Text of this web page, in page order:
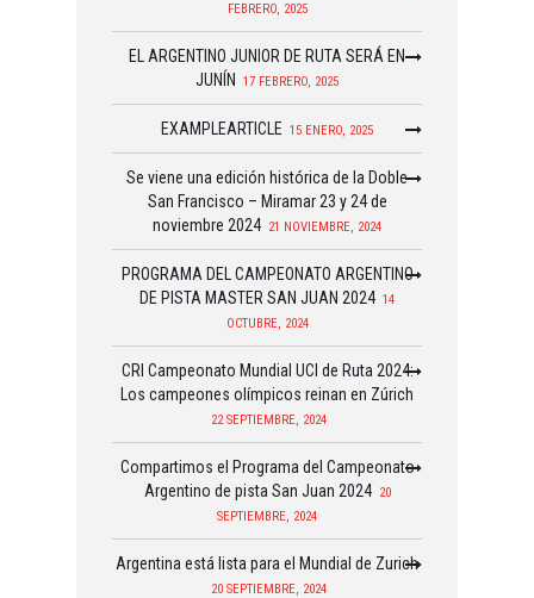
FEBRERO, 2025
EL ARGENTINO JUNIOR DE RUTA SERÁ EN
JUNÍN
17 FEBRERO, 2025
EXAMPLEARTICLE 15 ENERO, 2025
Se viene una edición histórica de la Doble
San Francisco – Miramar 23 y 24 de
noviembre 2024 21 NOVIEMBRE, 2024
PROGRAMA DEL CAMPEONATO ARGENTINO
DE PISTA MASTER SAN JUAN 2024 14
OCTUBRE, 2024
CRI Campeonato Mundial UCI de Ruta 2024:
Los campeones olímpicos reinan en Zúrich
22 SEPTIEMBRE, 2024
Compartimos el Programa del Campeonato
Argentino de pista San Juan 2024 20
SEPTIEMBRE, 2024
Argentina está lista para el Mundial de Zurich
20 SEPTIEMBRE, 2024